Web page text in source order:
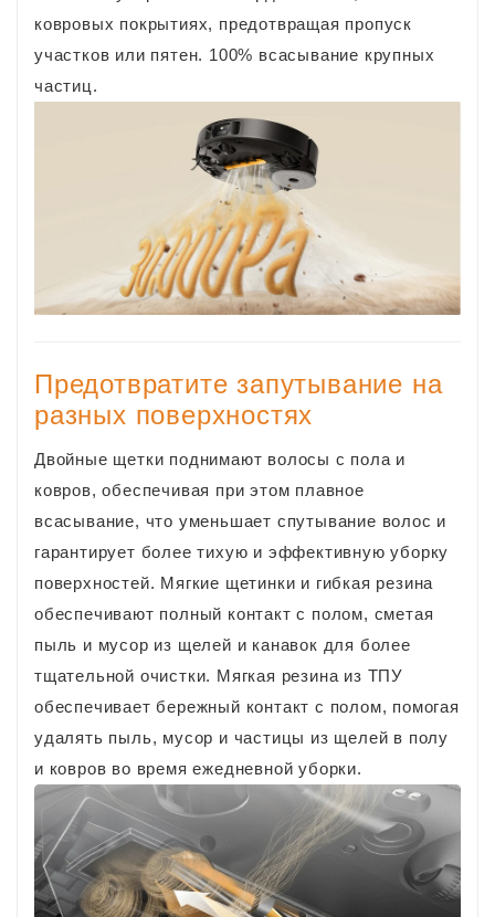
ковровых покрытиях, предотвращая пропуск
участков или пятен. 100% всасывание крупных
частиц.
Предотвратите запутывание на
разных поверхностях
Двойные щетки поднимают волосы с пола и
ковров, обеспечивая при этом плавное
всасывание, что уменьшает спутывание волос и
гарантирует более тихую и эффективную уборку
поверхностей. Мягкие щетинки и гибкая резина
обеспечивают полный контакт с полом, сметая
пыль и мусор из щелей и канавок для более
тщательной очистки. Мягкая резина из ТПУ
обеспечивает бережный контакт с полом, помогая
удалять пыль, мусор и частицы из щелей в полу
и ковров во время ежедневной уборки.